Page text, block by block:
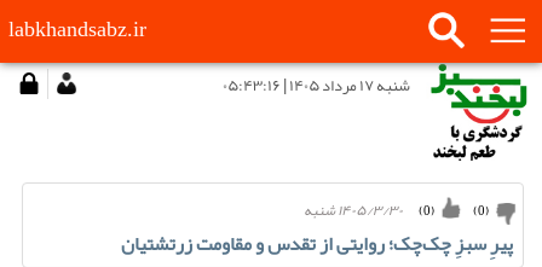
labkhandsabz.ir
شنبه ۱۷ مرداد ۱۴۰۵ | ۰۵:۴۳:۱۶
۱۴۰۵/۳/۳۰ شنبه (
0
) (
0
)
پیرِ سبزِ چک‌چک؛ روایتی از تقدس و مقاومت زرتشتیان